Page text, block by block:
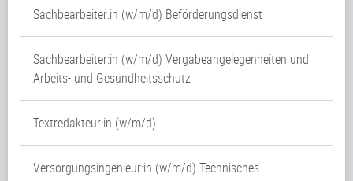
Sachbearbeiter:in (w/m/d) Beförderungsdienst
Sachbearbeiter:in (w/m/d) Vergabeangelegenheiten und
Arbeits- und Gesundheitsschutz
Textredakteur:in (w/m/d)
Versorgungsingenieur:in (w/m/d) Technisches